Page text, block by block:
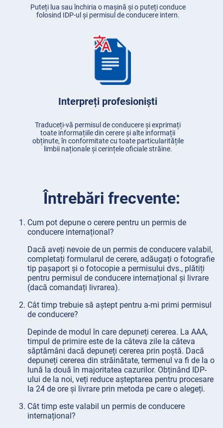
Puteți lua sau închiria o mașină și o puteți conduce
folosind IDP-ul și permisul de conducere intern.
Interpreți profesioniști
Traduceți-vă permisul de conducere și exprimați
toate informațiile din cerere și alte informații
obținute, în conformitate cu toate particularitățile
limbii naționale și cerințele oficiale străine.
Întrebări frecvente:
Cum pot depune o cerere pentru un permis de
conducere internațional?
Dacă aveți nevoie de un permis de conducere valabil,
completați formularul de cerere, adăugați o fotografie
tip pașaport și o fotocopie a permisului dvs., plătiți
pentru permisul de conducere internațional și livrare
(dacă comandați livrarea).
Cât timp trebuie să aștept pentru a-mi primi permisul
de conducere?
Depinde de modul în care depuneți cererea. La AAA,
timpul de primire este de la câteva zile la câteva
săptămâni dacă depuneți cererea prin poștă. Dacă
depuneți cererea din străinătate, termenul va fi de la o
lună la două în majoritatea cazurilor. Obținând IDP-
ului de la noi, veți reduce așteptarea pentru procesare
la 24 de ore și livrare prin metoda pe care o alegeți.
Cât timp este valabil un permis de conducere
internațional?